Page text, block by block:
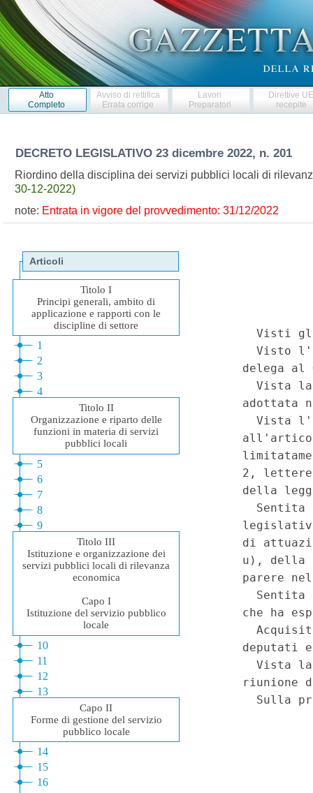
Atto
Completo
Avviso di rettifica
Errata corrige
Lavori
Preparatori
Direttive
recepite
DECRETO LEGISLATIVO 23 dicembre 2022, n. 201
Riordino della disciplina dei servizi pubblici locali di
30-12-2022)
note: Entrata in vigore del provvedimento: 31/12/2022